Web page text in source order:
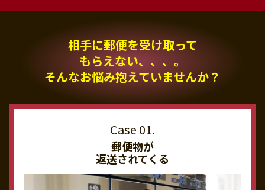
相手に郵便を受け取って
もらえない、、、。
そんなお悩み抱えていませんか？
郵便物が
返送されてくる